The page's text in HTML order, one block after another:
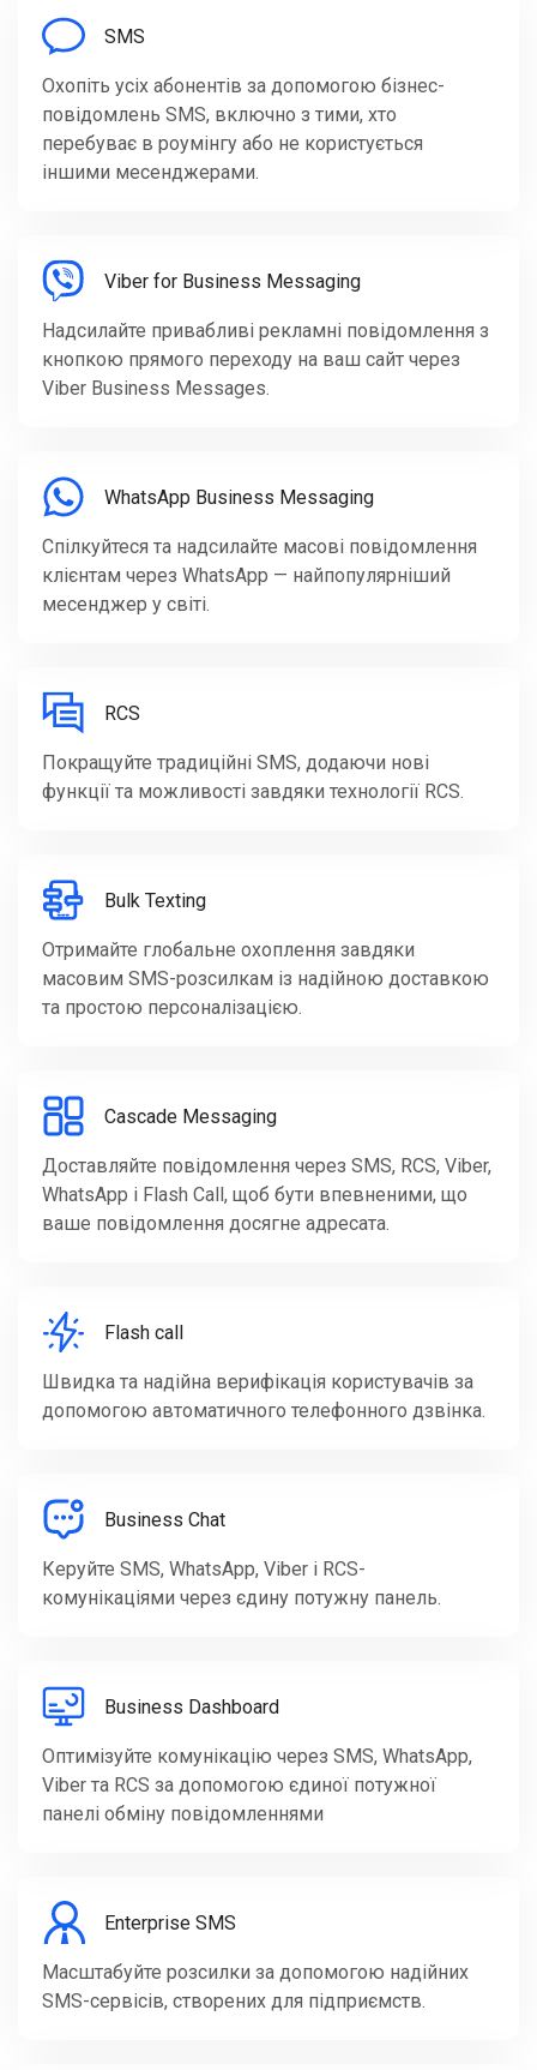
SMS
Охопіть усіх абонентів за допомогою бізнес-
повідомлень SMS, включно з тими, хто
перебуває в роумінгу або не користується
іншими месенджерами.
Viber for Business Messaging
Надсилайте привабливі рекламні повідомлення з
кнопкою прямого переходу на ваш сайт через
Viber Business Messages.
WhatsApp Business Messaging
Спілкуйтеся та надсилайте масові повідомлення
клієнтам через WhatsApp — найпопулярніший
месенджер у світі.
RCS
Покращуйте традиційні SMS, додаючи нові
функції та можливості завдяки технології RCS.
Bulk Texting
Отримайте глобальне охоплення завдяки
масовим SMS-розсилкам із надійною доставкою
та простою персоналізацією.
Cascade Messaging
Доставляйте повідомлення через SMS, RCS, Viber,
WhatsApp і Flash Call, щоб бути впевненими, що
ваше повідомлення досягне адресата.
Flash call
Швидка та надійна верифікація користувачів за
допомогою автоматичного телефонного дзвінка.
Business Chat
Керуйте SMS, WhatsApp, Viber і RCS-
комунікаціями через єдину потужну панель.
Business Dashboard
Оптимізуйте комунікацію через SMS, WhatsApp,
Viber та RCS за допомогою єдиної потужної
панелі обміну повідомленнями
Enterprise SMS
Масштабуйте розсилки за допомогою надійних
SMS-сервісів, створених для підприємств.